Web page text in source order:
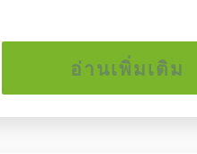
อ่านเพิ่มเติม